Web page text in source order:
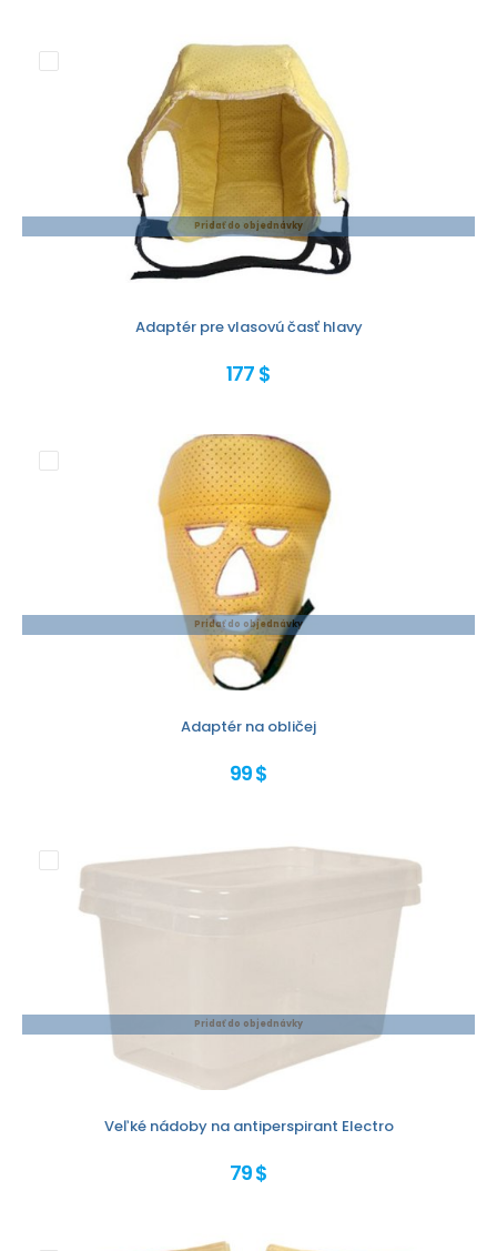
Pridať do objednávky
Adaptér pre vlasovú časť hlavy
177 $
Pridať do objednávky
Adaptér na obličej
99 $
Pridať do objednávky
Veľké nádoby na antiperspirant Electro
79 $